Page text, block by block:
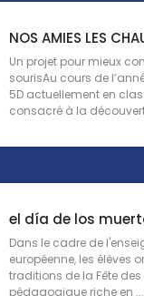
NOS AMIES LES
Un projet pour mieux
sourisAu cours de
5D actuellement en
consacré à la
el día de los
Dans le cadre de
européenne, les élèves
traditions de la Fête
pédagogique riche en ...